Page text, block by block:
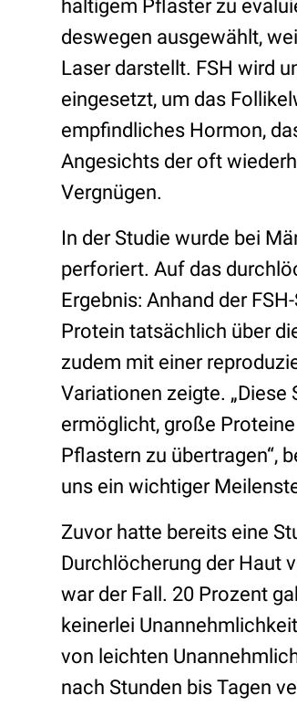
haltigem Pflaster zu
deswegen ausgewählt,
Laser darstellt. FSH wird
eingesetzt, um das
empfindliches Hormon,
Angesichts der oft
Vergnügen.
In der Studie wurde bei
perforiert. Auf das
Ergebnis: Anhand der
Protein tatsächlich über
zudem mit einer
Variationen zeigte. „Diese
ermöglicht, große
Pflastern zu übertragen“,
uns ein wichtiger
Zuvor hatte bereits eine
Durchlöcherung der Haut
war der Fall. 20 Prozent
keinerlei
von leichten
nach Stunden bis Tagen